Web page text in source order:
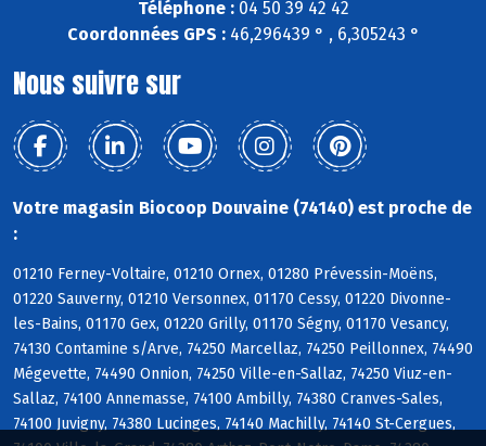
Téléphone :04 50 39 42 42
Coordonnées GPS :46,296439 ° , 6,305243 °
Nous suivre sur
Votre magasin Biocoop Douvaine (74140) est proche de
:
01210 Ferney-Voltaire, 01210 Ornex, 01280 Prévessin-Moëns,
01220 Sauverny, 01210 Versonnex, 01170 Cessy, 01220 Divonne-
les-Bains, 01170 Gex, 01220 Grilly, 01170 Ségny, 01170 Vesancy,
74130 Contamine s/Arve, 74250 Marcellaz, 74250 Peillonnex, 74490
Mégevette, 74490 Onnion, 74250 Ville-en-Sallaz, 74250 Viuz-en-
Sallaz, 74100 Annemasse, 74100 Ambilly, 74380 Cranves-Sales,
74100 Juvigny, 74380 Lucinges, 74140 Machilly, 74140 St-Cergues,